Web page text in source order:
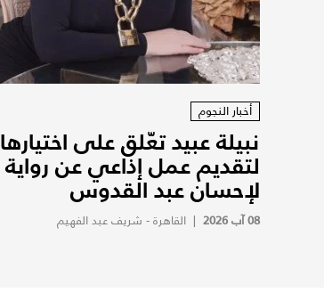
أخبار النجوم
نبيلة عبيد تعّلق على اختيارها
لتقديم عمل إذاعي عن رواية
لإحسان عبد القدوس
08 آب 2026 | القاهرة - شريف عبد الفهيم